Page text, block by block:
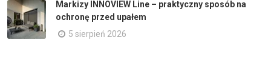
Markizy INNOVIEW Line – praktyczny sposób na
ochronę przed upałem
5 sierpień 2026